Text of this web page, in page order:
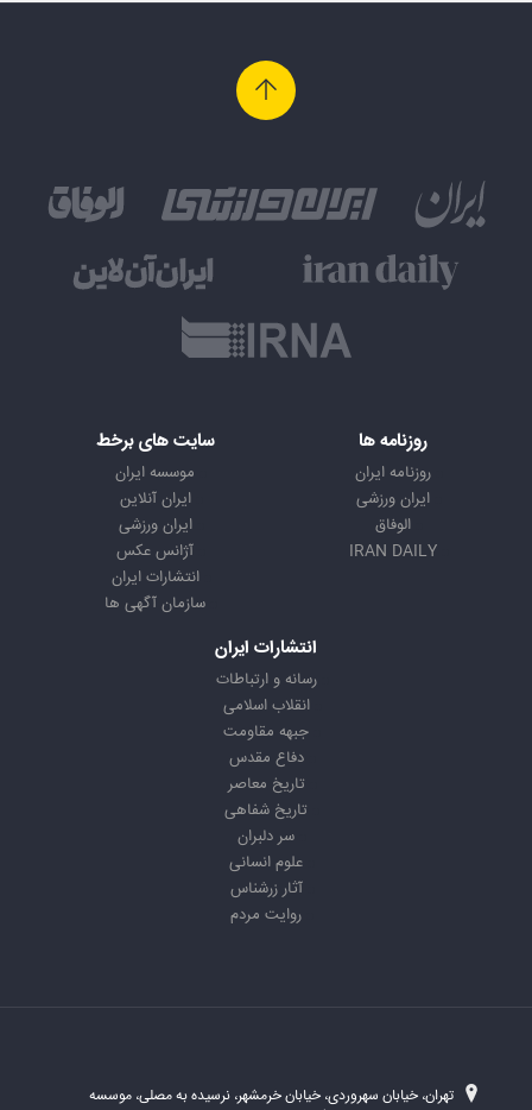
روزنامه ها
روزنامه ایران
ایران ورزشی
الوفاق
IRAN DAILY
سایت های برخط
موسسه ایران
ایران آنلاین
ایران ورزشی
آژانس عکس
انتشارات ایران
سازمان آگهی ها
انتشارات ایران
رسانه و ارتباطات
انقلاب اسلامی
جبهه مقاومت
دفاع مقدس
تاریخ معاصر
تاریخ شفاهی
سر دلبران
علوم انسانی
آثار زرشناس
روایت مردم
تهران، خیابان سهروردی، خیابان خرمشهر، نرسیده به مصلی، موسسه